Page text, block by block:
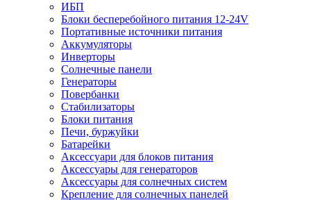
ИБП
Блоки бесперебойного питания 12-24V
Портативные источники питания
Аккумуляторы
Инверторы
Солнечные панели
Генераторы
Повербанки
Стабилизаторы
Блоки питания
Печи, буржуйки
Батарейки
Аксессуари для блоков питания
Аксессуары для генераторов
Аксессуары для солнечных систем
Крепление для солнечных панелей